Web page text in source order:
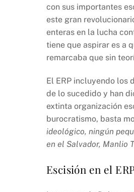
con sus importantes
este gran
enteras en la lucha
tiene que aspirar es a
remarcaba que sin
El ERP incluyendo los
de lo sucedido y han
extinta organización
burocratismo, basta
ideológico, ningún
en el Salvador, Manlio
Escisión en el